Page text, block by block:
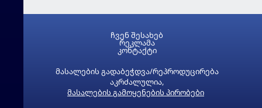
მასალების გადაბეჭდვა/რეპროდუცირება
აკრძალულია,
მასალების გამოყენების პირობები
ჩვენ შესახებ
რეკლამა
კონტაქტი